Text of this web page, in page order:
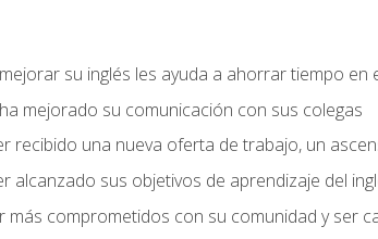
su inglés les ayuda a ahorrar tiempo en
mejorado su comunicación con sus colegas
recibido una nueva oferta de trabajo, un
alcanzado sus objetivos de aprendizaje del
comprometidos con su comunidad y ser